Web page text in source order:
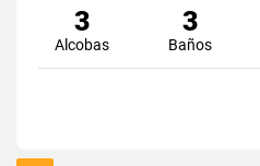
3
Alcobas
3
Baños